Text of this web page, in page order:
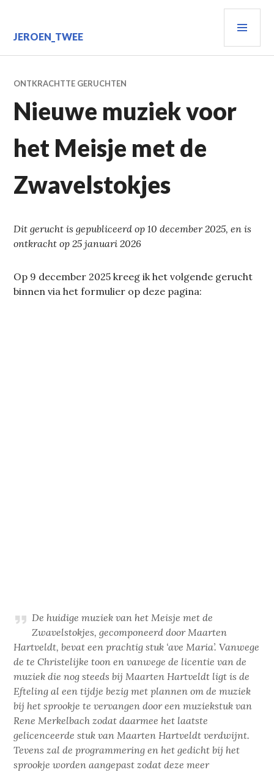
inhoud
JEROEN_TWEE
ONTKRACHTTE GERUCHTEN
Nieuwe muziek voor
het Meisje met de
Zwavelstokjes
Dit gerucht is gepubliceerd op 10 december 2025, en is
ontkracht op 25 januari 2026
Op 9 december 2025 kreeg ik het volgende gerucht
binnen via het formulier op deze pagina:
De huidige muziek van het Meisje met de
Zwavelstokjes, gecomponeerd door Maarten
Hartveldt, bevat een prachtig stuk ‘ave Maria’. Vanwege
de te Christelijke toon en vanwege de licentie van de
muziek die nog steeds bij Maarten Hartveldt ligt is de
Efteling al een tijdje bezig met plannen om de muziek
bij het sprookje te vervangen door een muziekstuk van
Rene Merkelbach zodat daarmee het laatste
gelicenceerde stuk van Maarten Hartveldt verdwijnt.
Tevens zal de programmering en het gedicht bij het
sprookje worden aangepast zodat deze meer